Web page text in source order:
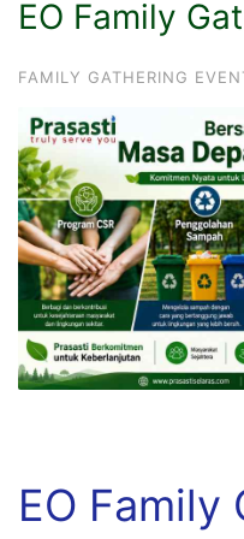
EO Family
FAMILY GATHERING
EO Family